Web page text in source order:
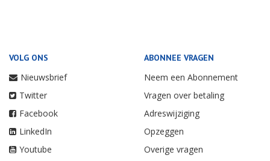
VOLG ONS
Nieuwsbrief
Twitter
Facebook
LinkedIn
Youtube
ABONNEE VRAGEN
Neem een Abonnement
Vragen over betaling
Adreswijziging
Opzeggen
Overige vragen